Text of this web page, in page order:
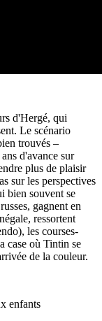
d'Hergé, qui
Le scénario
trouvés –
d'avance sur
plus de plaisir
sur les perspectives
bien souvent se
gagnent en
ressortent
les courses-
case où Tintin se
de la couleur.
enfants